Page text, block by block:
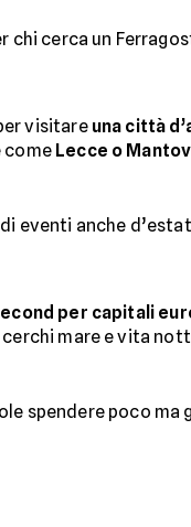
chi cerca un
visitare una città
come Lecce o
eventi anche
per capitali
mare e vita
spendere poco ma